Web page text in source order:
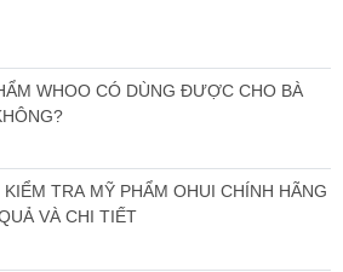
WHOO CÓ DÙNG ĐƯỢC CHO BÀ
KIỂM TRA MỸ PHẨM OHUI CHÍNH HÃNG
VÀ CHI TIẾT